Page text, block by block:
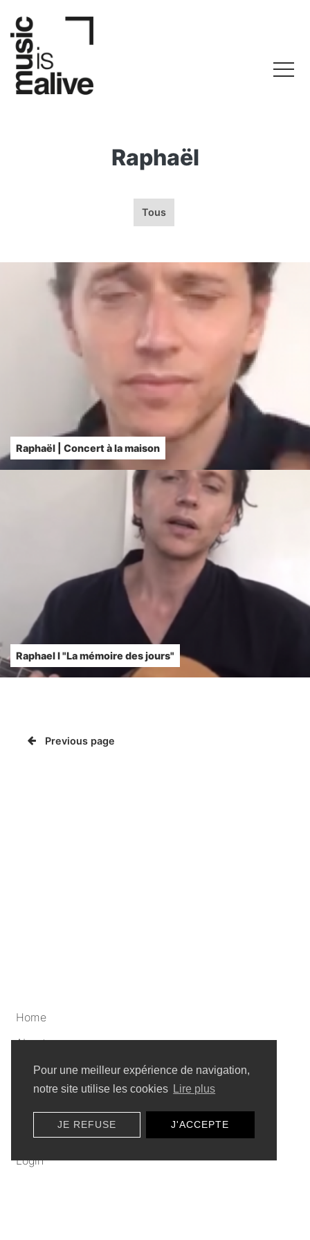
Pour une meilleur expérience de navigation,
notre site utilise les cookies Lire plus
JE REFUSE J'ACCEPTE
Raphaël
Tous
Raphaël | Concert à la maison
Raphael l "La mémoire des jours"
Previous page
Home
About
Artists
Privacy policy
Sitemap
Login